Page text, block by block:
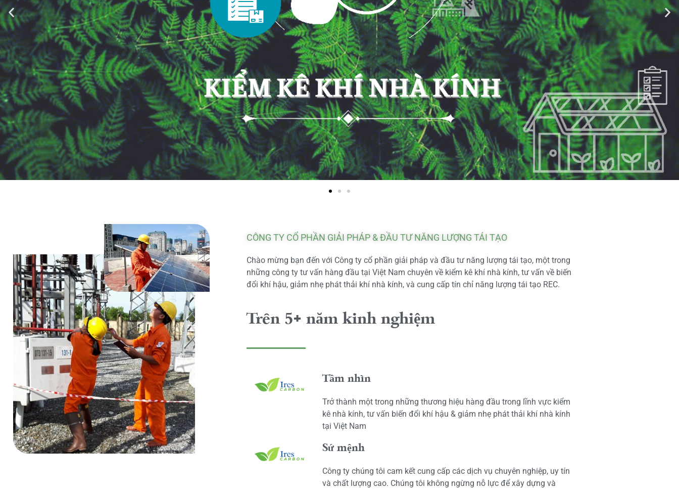
CÔNG TY CỔ PHẦN GIẢI PHÁP & ĐẦU TƯ NĂNG LƯỢNG TÁI TẠO
Chào mừng bạn đến với Công ty cổ phần giải pháp và đầu tư năng lượng tái tạo, một trong
những công ty tư vấn hàng đầu tại Việt Nam chuyên về kiểm kê khí nhà kính, tư vấn về biến
đổi khí hậu, giảm nhẹ phát thải khí nhà kính, và cung cấp tín chỉ năng lượng tái tạo REC.
Trên 5+ năm kinh nghiệm
Tầm nhìn
Trở thành một trong những thương hiệu hàng đầu trong lĩnh vực kiểm
kê nhà kính, tư vấn biến đổi khí hậu & giảm nhẹ phát thải khí nhà kính
tại Việt Nam
Sứ mệnh
Công ty chúng tôi cam kết cung cấp các dịch vụ chuyên nghiệp, uy tín
và chất lượng cao. Chúng tôi không ngừng nỗ lực để xây dựng và